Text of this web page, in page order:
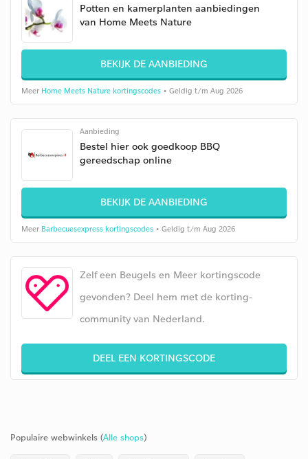
Potten en kamerplanten aanbiedingen
van Home Meets Nature
BEKIJK DE AANBIEDING
Meer Home Meets Nature kortingscodes • Geldig t/m Aug 2026
Aanbieding
Bestel hier ook goedkoop BBQ
gereedschap online
BEKIJK DE AANBIEDING
Meer Barbecuesexpress kortingscodes • Geldig t/m Aug 2026
Zelf een Beugels en Meer kortingscode
gevonden? Deel hem met de korting-
community van Nederland.
DEEL EEN KORTINGSCODE
Populaire webwinkels (Alle shops)